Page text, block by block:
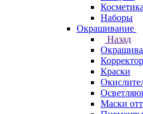
Наборы
Окрашивание
Назад
Краски
Маски